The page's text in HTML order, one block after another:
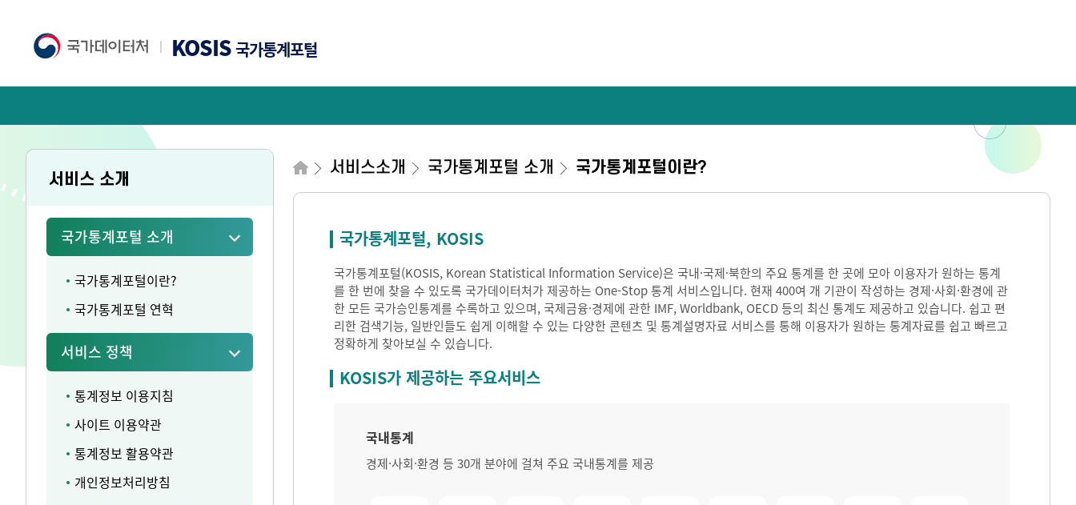
KOSIS국가통계포털
서비스 소개
국가통계포털 소개
국가통계포털이란?
국가통계포털 연혁
서비스 정책
통계정보 이용지침
사이트 이용약관
통계정보 활용약관
개인정보처리방침
서비스소개 국가통계포털 소개 국가통계포털이란?
국가통계포털, KOSIS
국가통계포털(KOSIS, Korean Statistical Information Service)은 국내·국제·북한의 주요 통계를 한 곳에 모아 이용자가 원하는 통계
를 한 번에 찾을 수 있도록 국가데이터처가 제공하는 One-Stop 통계 서비스입니다. 현재 400여 개 기관이 작성하는 경제·사회·환경에 관
한 모든 국가승인통계를 수록하고 있으며, 국제금융·경제에 관한 IMF, Worldbank, OECD 등의 최신 통계도 제공하고 있습니다. 쉽고 편
리한 검색기능, 일반인들도 쉽게 이해할 수 있는 다양한 콘텐츠 및 통계설명자료 서비스를 통해 이용자가 원하는 통계자료를 쉽고 빠르고
정확하게 찾아보실 수 있습니다.
KOSIS가 제공하는 주요서비스
국내통계
경제·사회·환경 등 30개 분야에 걸쳐 주요 국내통계를 제공